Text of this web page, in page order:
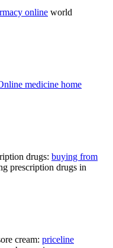
online world
medicine home
drugs: buying from
prescription drugs in
cream: priceline